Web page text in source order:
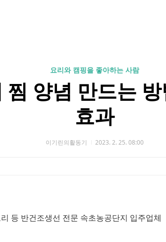
요리와 캠핑을 좋아하는 사람
찜 양념 만드는
효과
이기린의활동기 2023. 2. 25. 08:00
등 반건조생선 전문 속초농공단지 입주업체